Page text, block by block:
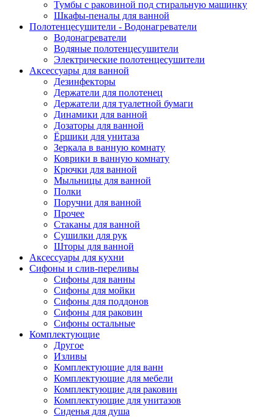
Тумбы с раковиной под стиральную машинку
Шкафы-пеналы для ванной
Полотенцесушители - Водонагреватели
Водонагреватели
Водяные полотенцесушители
Электрические полотенцесушители
Аксессуары для ванной
Дезинфекторы
Держатели для полотенец
Держатели для туалетной бумаги
Динамики для ванной
Дозаторы для ванной
Ёршики для унитаза
Зеркала в ванную комнату
Коврики в ванную комнату
Крючки для ванной
Мыльницы для ванной
Полки
Поручни для ванной
Прочее
Стаканы для ванной
Сушилки для рук
Шторы для ванной
Аксессуары для кухни
Сифоны и слив-переливы
Сифоны для ванны
Сифоны для мойки
Сифоны для поддонов
Сифоны для раковин
Сифоны остальные
Комплектующие
Другое
Изливы
Комплектующие для ванн
Комплектующие для мебели
Комплектующие для раковин
Комплектующие для унитазов
Сиденья для душа